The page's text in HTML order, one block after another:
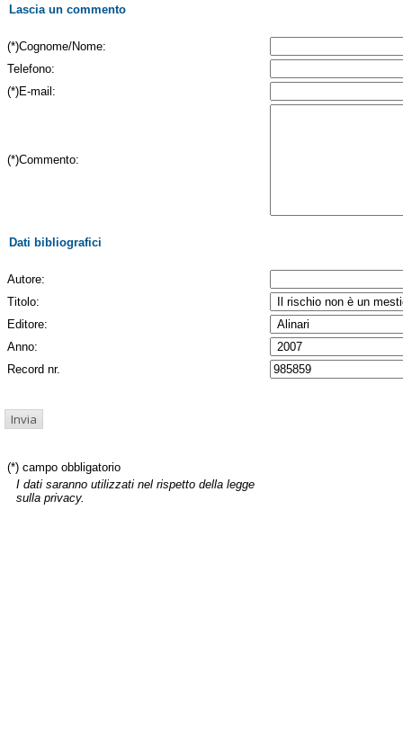
Lascia un commento
(*)Cognome/Nome:
Telefono:
(*)E-mail:
(*)Commento:
Dati bibliografici
Autore:
Titolo:
Editore:
Anno:
Record nr.
(*) campo obbligatorio
I dati saranno utilizzati nel rispetto della legge
sulla privacy.